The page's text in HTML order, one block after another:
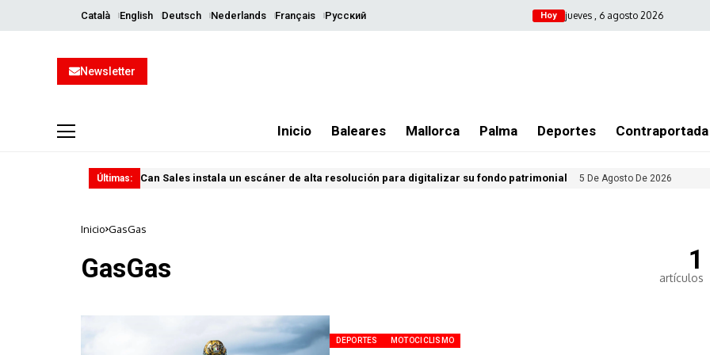
Català English Deutsch Nederlands Français Русский Hoy jueves , 6 agosto 2026
Newsletter
Inicio Baleares Mallorca Palma Deportes Contraportada
Últimas: Can Sales instala un escáner de alta resolución para digitalizar su fondo patrimonial 5 De Agosto De 2026
Inicio GasGas
GasGas 1
artículos
DEPORTES MOTOCICLISMO